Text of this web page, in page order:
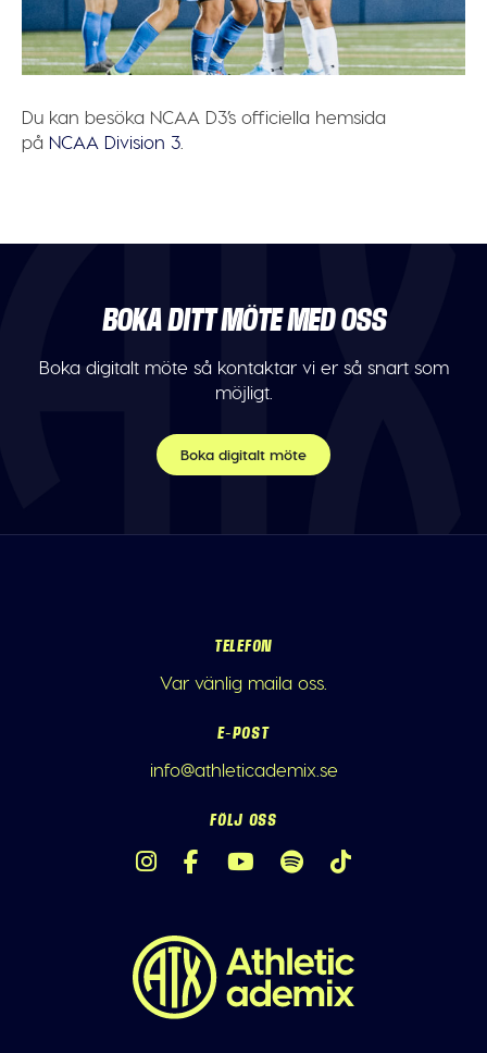
Du kan besöka NCAA D3’s officiella hemsida
på NCAA Division 3
BOKA DITT MÖTE MED OSS
Boka digitalt möte så kontaktar vi er så snart som
möjligt.
Boka digitalt möte
TELEFON
Var vänlig maila oss.
E-POST
info@athleticademix.se
FÖLJ OSS